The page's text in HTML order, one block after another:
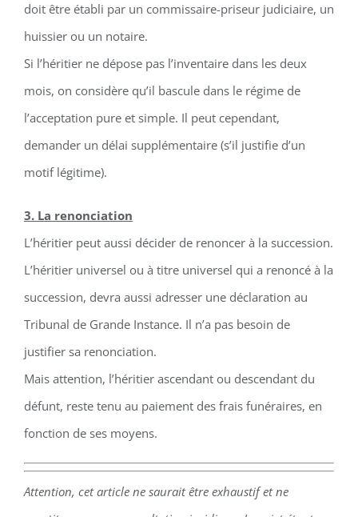
doit être établi par un commissaire-priseur judiciaire, un
huissier ou un notaire.
Si l’héritier ne dépose pas l’inventaire dans les deux
mois, on considère qu’il bascule dans le régime de
l’acceptation pure et simple. Il peut cependant,
demander un délai supplémentaire (s’il justifie d’un
motif légitime).
3. La renonciation
L’héritier peut aussi décider de renoncer à la succession.
L’héritier universel ou à titre universel qui a renoncé à la
succession, devra aussi adresser une déclaration au
Tribunal de Grande Instance. Il n’a pas besoin de
justifier sa renonciation.
Mais attention, l’héritier ascendant ou descendant du
défunt, reste tenu au paiement des frais funéraires, en
fonction de ses moyens.
Attention, cet article ne saurait être exhaustif et ne